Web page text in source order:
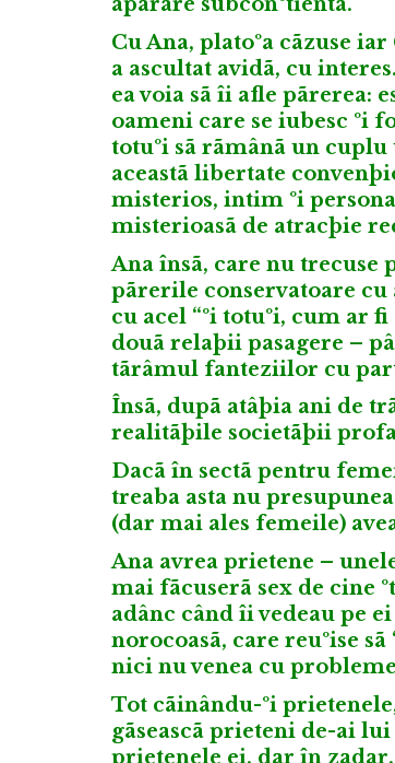
Cu Ana, platoºa cãzuse
a ascultat avidã, cu
ea voia sã îi afle pãrerea:
oameni care se iubesc ºi
totuºi sã rãmânã un
aceastã libertate
misterios, intim ºi
misterioasã de atracþie
Ana însã, care nu
pãrerile conservatoare cu
cu acel “ºi totuºi, cum ar
douã relaþii pasagere –
tãrâmul fanteziilor cu
Însã, dupã atâþia ani de
realitãþile societãþii
Dacã în sectã pentru
treaba asta nu
(dar mai ales femeile)
Ana avrea prietene –
mai fãcuserã sex de cine
adânc când îi vedeau pe
norocoasã, care reuºise
nici nu venea cu
Tot cãinându-ºi
gãseascã prieteni de-ai
prietenele ei, dar în zadar.